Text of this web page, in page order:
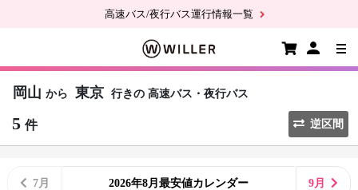
高速バス/夜行バス運行情報一覧
岡山 から 東京 行きの 高速バス・夜行バス
5 件 逆区間
7月 2026年8月最安値カレンダー 9月